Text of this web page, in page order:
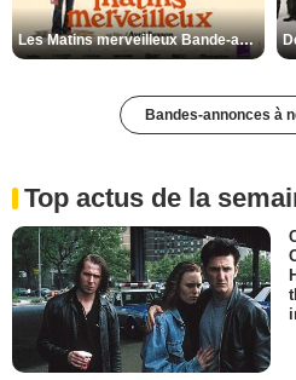
Les Matins merveilleux Bande-annonce VF
Bandes-annonces à
Top actus de la